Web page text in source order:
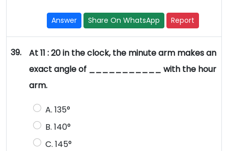
Answer Share On WhatsApp Report
39.
At 11 : 20 in the clock, the minute arm makes an
exact angle of ___________ with the hour
arm.
A. 135°
B. 140°
C. 145°